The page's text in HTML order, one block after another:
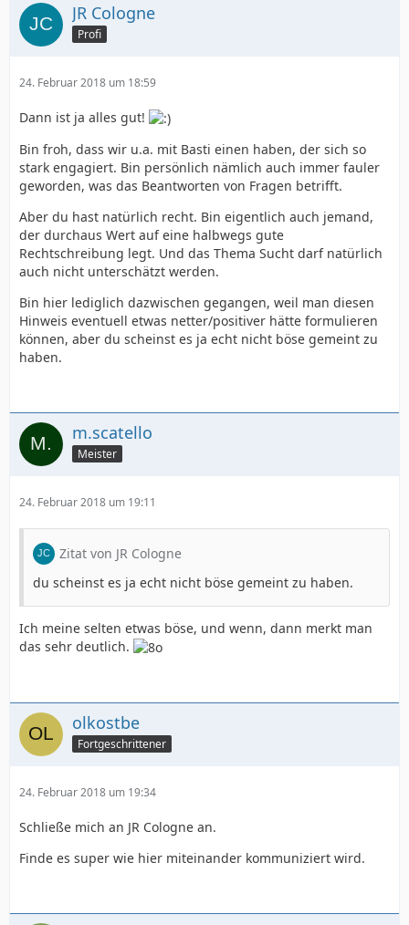
JR Cologne
Profi
24. Februar 2018 um 18:59
Dann ist ja alles gut!
Bin froh, dass wir u.a. mit Basti einen haben, der sich so
stark engagiert. Bin persönlich nämlich auch immer fauler
geworden, was das Beantworten von Fragen betrifft.
Aber du hast natürlich recht. Bin eigentlich auch jemand,
der durchaus Wert auf eine halbwegs gute
Rechtschreibung legt. Und das Thema Sucht darf natürlich
auch nicht unterschätzt werden.
Bin hier lediglich dazwischen gegangen, weil man diesen
Hinweis eventuell etwas netter/positiver hätte formulieren
können, aber du scheinst es ja echt nicht böse gemeint zu
haben.
m.scatello
Meister
24. Februar 2018 um 19:11
Zitat von JR Cologne
du scheinst es ja echt nicht böse gemeint zu haben.
Ich meine selten etwas böse, und wenn, dann merkt man
das sehr deutlich.
olkostbe
Fortgeschrittener
24. Februar 2018 um 19:34
Schließe mich an JR Cologne an.
Finde es super wie hier miteinander kommuniziert wird.